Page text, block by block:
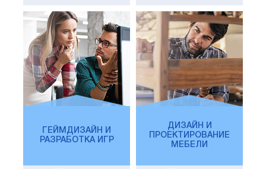
ГЕЙМДИЗАЙН И
РАЗРАБОТКА ИГР
ДИЗАЙН И
ПРОЕКТИРОВАНИЕ
МЕБЕЛИ